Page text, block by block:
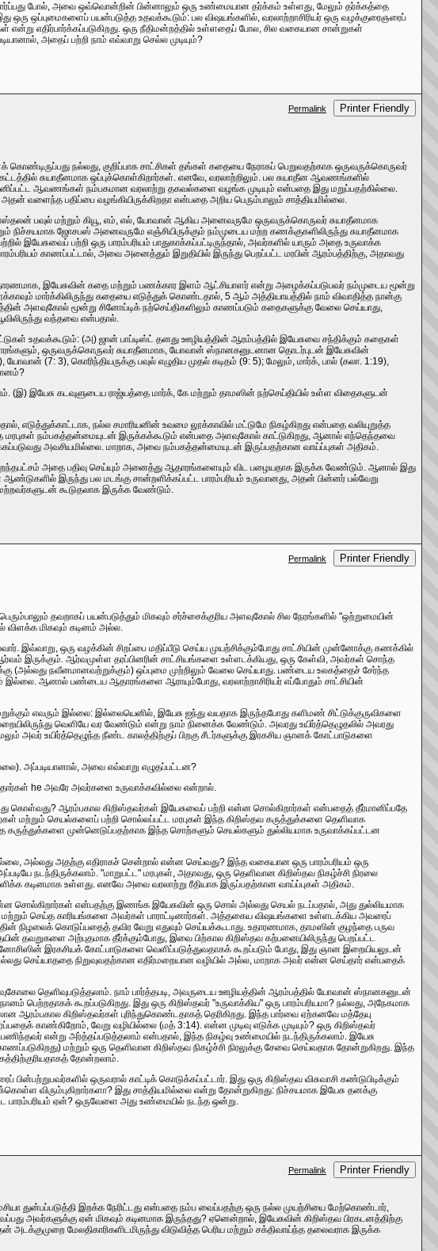
போல், அவை ஒவ்வொன்றின் பின்னாலும் ஒரு உண்மையான தர்க்கம் உள்ளது, மேலும் தர்க்கத்தை
ஒப்புமைகளைப் பயன்படுத்த உதவக்கூடும்: பல விஷயங்களில், வரலாற்றாசிரியர் ஒரு வழக்குரைஞரைப்
எதிர்பார்க்கப்படுகிறது. ஒரு நீதிமன்றத்தில் உள்ளதைப் போல, சில வகையான சான்றுகள்
அதைப் பற்றி நாம் எவ்வாறு செல்ல முடியும்?
Permalink Printer Friendly
நல்லது, குறிப்பாக சாட்சிகள் தங்கள் கதையை நேராகப் பெறுவதற்காக ஒருவருக்கொருவர்
சுயாதீனமாக ஒப்புக்கொள்கிறார்கள். எனவே, வரலாற்றிலும். பல சுயாதீன ஆவணங்களில்
தனிப்பட்ட ஆவணங்கள் நம்பகமான வரலாற்று தகவல்களை வழங்க முடியும் என்பதை இது மறுப்பதற்கில்லை.
வளைந்த பதிப்பை வழங்கியிருக்கிறதா என்பதை அறிய பெரும்பாலும் சாத்தியமில்லை.
பவுல் மற்றும் கியூ, எம், எல், யோவான் ஆகிய அனைவருமே ஒருவருக்கொருவர் சுயாதீனமாக
நிச்சயமாக ஜோசபஸ் அனைவருமே எஞ்சியிருக்கும் நம்முடைய மற்ற கணக்குகளிலிருந்து சுயாதீனமாக
பற்றி ஒரு பாரம்பரியம் பாதுகாக்கப்பட்டிருந்தால், அவர்களில் யாரும் அதை உருவாக்க
காணப்பட்டால், அவை அனைத்தும் இறுதியில் இருந்து பெறப்பட்ட மரபின் ஆரம்பத்திற்கு, அதாவது
இயேசுவின் கதை மற்றும் பணக்கார இளம் ஆட்சியாளர் என்று அழைக்கப்படுபவர் நம்முடைய மூன்று
மார்க்கிலிருந்து கதையை எடுத்துக் கொண்டதால், 5 ஆம் அத்தியாயத்தில் நாம் விவாதித்த நான்கு
அளவுகோல் மூன்று சினோப்டிக் நற்செய்திகளிலும் காணப்படும் கதைகளுக்கு வேலை செய்யாது,
வந்தவை என்பதால்.
உதவக்கூடும்: (அ) ஜான் பாப்டிஸ்ட் தனது ஊழியத்தின் ஆரம்பத்தில் இயேசுவை சந்திக்கும் கதைகள்
ஒருவருக்கொருவர் சுயாதீனமாக, யோவான் ஸ்நானகனுடனான தொடர்புடன் இயேசுவின்
(7: 3), கொரிந்தியருக்கு பவுல் எழுதிய முதல் கடிதம் (9: 5); மேலும், மார்க், பால் (கலா. 1:19),
(இ) இயேசு கடவுளுடைய ராஜ்யத்தை மார்க், கே மற்றும் தாமஸின் நற்செய்தியில் உள்ள விதைகளுடன்
எடுத்துக்காட்டாக, நல்ல சமாரியனின் உவமை லூக்காவில் மட்டுமே நிகழ்கிறது என்பதை வலியுறுத்த
மரபுகள் நம்பகத்தன்மையுடன் இருக்கக்கூடும் என்பதை அளவுகோல் காட்டுகிறது, ஆனால் எந்தெந்தவை
அவசியமில்லை. மாறாக, அவை நம்பகத்தன்மையுடன் இருப்பதற்கான வாய்ப்புகள் அதிகம்.
அதை பதிவு செய்யும் அனைத்து ஆதாரங்களையும் விட பழையதாக இருக்க வேண்டும். ஆனால் இது
இருந்து பல மடங்கு சான்றளிக்கப்பட்ட பாரம்பரியம் உருவானது, அதன் பின்னர் பல்வேறு
கூடுதலாக இருக்க வேண்டும்.
Permalink Printer Friendly
தவறாகப் பயன்படுத்தும் மிகவும் சர்ச்சைக்குரிய அளவுகோல் சில நேரங்களில் "ஒற்றுமையின்
மிகவும் கடினம் அல்ல.
இவ்வாறு, ஒரு வழக்கின் சிறப்பை மதிப்பீடு செய்ய முயற்சிக்கும்போது சாட்சியின் முன்னோக்கு கணக்கில்
ஆர்வம் இருக்கும். ஆர்வமுள்ள தரப்பினரின் சாட்சியங்களை உள்ளடக்கியது, ஒரு கேள்வி, அவர்கள் சொந்த
(அல்லது நவீனமானவற்றுக்கும்) ஒப்புமை முற்றிலும் வேலை செய்யாது. பண்டைய உலகத்தைச் சேர்ந்த
ஆனால் பண்டைய ஆதாரங்களை ஆராயும்போது, ​​வரலாற்றாசிரியர் எப்போதும் சாட்சியின்
எவரும் இல்லை: இல்லையெனில், இயேசு ஐந்து வயதாக இருந்தபோது களிமண் சிட்டுக்குருவிகளை
வெளியே வர வேண்டும் என்று நாம் நினைக்க வேண்டும். அவரது உயிர்த்தெழுதலில் அவரது
அவர் உயிர்த்தெழுந்த நீண்ட காலத்திற்குப் பிறகு சீடர்களுக்கு இரகசிய ஞானக் கோட்பாடுகளை
அப்படியானால், அவை எவ்வாறு எழுதப்பட்டன?
he அவரே அவர்களை உருவாக்கவில்லை என்றால்.
கொள்வது? ஆரம்பகால கிறிஸ்தவர்கள் இயேசுவைப் பற்றி என்ன சொல்கிறார்கள் என்பதைத் தீர்மானிப்பதே
மற்றும் செயல்களைப் பற்றி சொல்லப்பட்ட மரபுகள் இந்த கிறிஸ்தவ கருத்துக்களை தெளிவாக
முன்னெடுப்பதற்காக இந்த சொற்களும் செயல்களும் துல்லியமாக உருவாக்கப்பட்டன
அல்லது அதற்கு எதிராகச் சென்றால் என்ன செய்வது? இந்த வகையான ஒரு பாரம்பரியம் ஒரு
நடந்திருக்கலாம். "மாறுபட்ட" மரபுகள், அதாவது, ஒரு தெளிவான கிறிஸ்தவ நிகழ்ச்சி நிரலை
உள்ளது. எனவே அவை வரலாற்று ரீதியாக இருப்பதற்கான வாய்ப்புகள் அதிகம்.
சொல்கிறார்கள் என்பதற்கு இணங்க இயேசுவின் ஒரு சொல் அல்லது செயல் நடப்பதால், அது துல்லியமாக
செய்த காரியங்களை அவர்கள் பாராட்டினார்கள். அத்தகைய விஷயங்களை உள்ளடக்கிய அவரைப்
நிழலைக் கொடுப்பதைத் தவிர வேறு எதுவும் செய்யக்கூடாது. உதாரணமாக, தாமஸின் குழந்தை பருவ
தவறுகளை அற்புதமாக தீர்க்கும்போது, ​​இவை பிற்கால கிறிஸ்தவ கற்பனையிலிருந்து பெறப்பட்ட
இரகசியக் கோட்பாடுகளை வெளிப்படுத்துவதாகக் கூறப்படும் போது, ​​இது ஞான இறையியலுடன்
செய்யாததை நிறுவுவதற்கான எதிர்மறையான வழியில் அல்ல, மாறாக அவர் என்ன செய்தார் என்பதைக்
தெளிவுபடுத்தலாம். நாம் பார்த்தபடி, அவருடைய ஊழியத்தின் ஆரம்பத்தில் யோவான் ஸ்நானகனுடன்
கூறப்படுகிறது. இது ஒரு கிறிஸ்தவர் "உருவாக்கிய" ஒரு பாரம்பரியமா? நல்லது, அநேகமாக
கிறிஸ்தவர்கள் புரிந்துகொண்டதாகத் தெரிகிறது. இந்த பார்வை ஏற்கனவே மத்தேயு
காண்கிறோம், வேறு வழியில்லை (மத் 3:14). என்ன முடிவு எடுக்க முடியும்? ஒரு கிறிஸ்தவர்
என்று அர்த்தப்படுத்தலாம் என்பதால், இந்த நிகழ்வு உண்மையில் நடந்திருக்கலாம். இயேசு
மற்றும் ஒரு தெளிவான கிறிஸ்தவ நிகழ்ச்சி நிரலுக்கு சேவை செய்வதாக தோன்றுகிறது. இந்த
தோன்றலாம்.
ஒருவரால் காட்டிக் கொடுக்கப்பட்டார். இது ஒரு கிறிஸ்தவ விசுவாசி கண்டுபிடிக்கும்
விரும்புகிறார்களா? இது சாத்தியமில்லை என்று தோன்றுகிறது: நிச்சயமாக இயேசு தனக்கு
பாரம்பரியம் ஏன்? ஒருவேளை அது உண்மையில் நடந்த ஒன்று.
Permalink Printer Friendly
துன்பப்படுத்தி இறக்க நேரிட்டது என்பதை நம்ப வைப்பதற்கு ஒரு நல்ல முயற்சியை மேற்கொண்டார்,
அவர்களுக்கு ஏன் மிகவும் கடினமாக இருந்தது? ஏனென்றால், இயேசுவின் கிறிஸ்தவ பிரகடனத்திற்கு
மேலதிகாரிகளிடமிருந்து விடுவித்த பெரிய மற்றும் சக்திவாய்ந்த தலைவராக இருக்க